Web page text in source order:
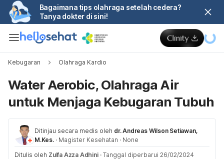
Bagaimana tips olahraga setelah cedera?
Tanya dokter di sini!
Kebugaran Olahraga Kardio
Water Aerobic, Olahraga Air
untuk Menjaga Kebugaran Tubuh
Ditinjau secara medis oleh dr. Andreas Wilson Setiawan,
M.Kes. · Magister Kesehatan · None
Ditulis oleh Zulfa Azza Adhini · Tanggal diperbarui 26/02/2024